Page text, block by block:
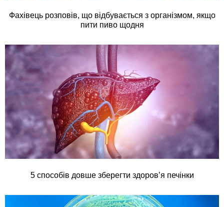
Фахівець розповів, що відбувається з організмом, якщо
пити пиво щодня
5 способів довше зберегти здоров’я печінки